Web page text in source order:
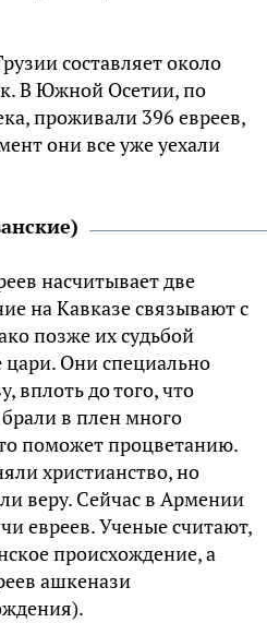
составляет около
В Южной Осетии, по
проживали 396 евреев,
они все уже уехали
насчитывает две
на Кавказе связывают с
позже их судьбой
Они специально
вплоть до того, что
в плен много
поможет процветанию.
христианство, но
веру. Сейчас в Армении
евреев. Ученые считают,
происхождение, а
ашкенази